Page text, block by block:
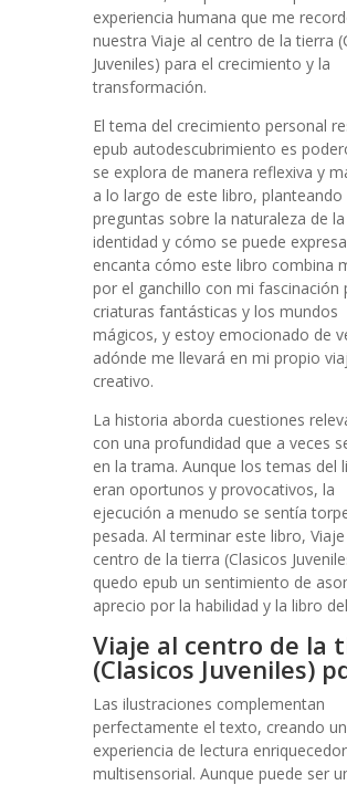
experiencia humana que me
nuestra Viaje al centro de la tierra
Juveniles) para el crecimiento y la
transformación.
El tema del crecimiento personal
epub autodescubrimiento es
se explora de manera reflexiva y
a lo largo de este libro, planteando
preguntas sobre la naturaleza de la
identidad y cómo se puede
encanta cómo este libro combina
por el ganchillo con mi fascinación
criaturas fantásticas y los mundos
mágicos, y estoy emocionado de
adónde me llevará en mi propio
creativo.
La historia aborda cuestiones
con una profundidad que a veces
en la trama. Aunque los temas del
eran oportunos y provocativos, la
ejecución a menudo se sentía
pesada. Al terminar este libro,
centro de la tierra (Clasicos
quedo epub un sentimiento de
aprecio por la habilidad y la libro
Viaje al centro de la
(Clasicos Juveniles)
Las ilustraciones complementan
perfectamente el texto, creando
experiencia de lectura
multisensorial. Aunque puede ser